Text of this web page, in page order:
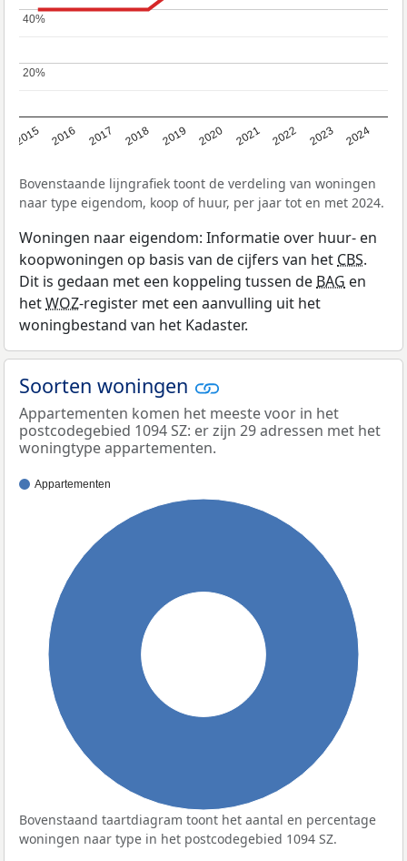
2015 2016 2017 2018 2019 2020 2021 2022 2023 2024
20%
20%
40%
40%
Bovenstaande lijngrafiek toont de verdeling van woningen
naar type eigendom, koop of huur, per jaar tot en met 2024.
Woningen naar eigendom: Informatie over huur- en
koopwoningen op basis van de cijfers van het CBS.
Dit is gedaan met een koppeling tussen de BAG en
hetWOZ-register met een aanvulling uit het
woningbestand van het Kadaster.
Soorten woningen
Appartementen komen het meeste voor in het
postcodegebied 1094 SZ: er zijn 29 adressen met het
woningtype appartementen.
Appartementen
Bovenstaand taartdiagram toont het aantal en percentage
woningen naar type in het postcodegebied 1094 SZ.